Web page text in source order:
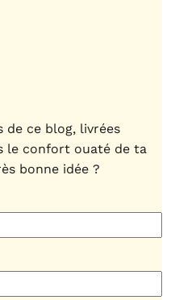
de ce blog, livrées
le confort ouaté de ta
bonne idée ?